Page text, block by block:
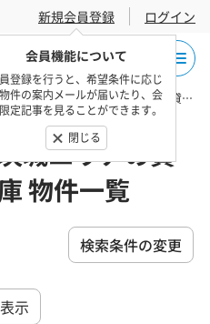
新規会員登録
会員機能について
登録を行うと、希望条件に応じ
件の案内メールが届いたり、会
定記事を見ることができます。
閉じる
ログイン
リア 桜川市の貸し倉庫・賃貸倉庫 物件一覧
城エリアの貸
物件一覧
検索条件の変更
示